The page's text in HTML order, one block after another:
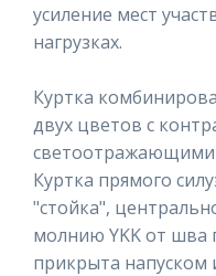
усиление мест
нагрузках.
Куртка
двух цветов с
светоотражающими
Куртка прямого
"стойка",
молнию YKK от шва
прикрыта напуском